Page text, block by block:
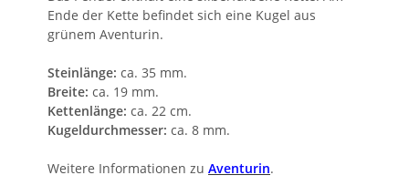
Ende der Kette befindet sich eine Kugel aus
grünem Aventurin.
Steinlänge: ca. 35 mm.
Breite: ca. 19 mm.
Kettenlänge: ca. 22 cm.
Kugeldurchmesser: ca. 8 mm.
Weitere Informationen zu Aventurin.